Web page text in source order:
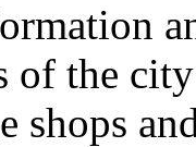
the
shops